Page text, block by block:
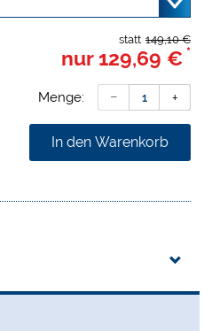
149,10 €
statt
nur 129,69 € *
Menge:
In den Warenkorb